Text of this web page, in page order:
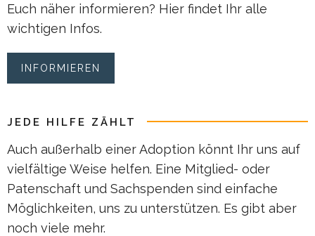
Euch näher informieren? Hier findet Ihr alle
wichtigen Infos.
INFORMIEREN
JEDE HILFE ZÄHLT
Auch außerhalb einer Adoption könnt Ihr uns auf
vielfältige Weise helfen. Eine Mitglied- oder
Patenschaft und Sachspenden sind einfache
Möglichkeiten, uns zu unterstützen. Es gibt aber
noch viele mehr.